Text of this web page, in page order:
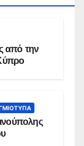
από την